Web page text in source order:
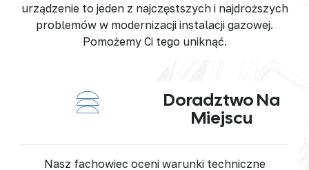
urządzenie to jeden z najczęstszych i najdroższych
problemów w modernizacji instalacji gazowej.
Pomożemy Ci tego uniknąć.
Doradztwo Na
Miejscu
Nasz fachowiec oceni warunki techniczne